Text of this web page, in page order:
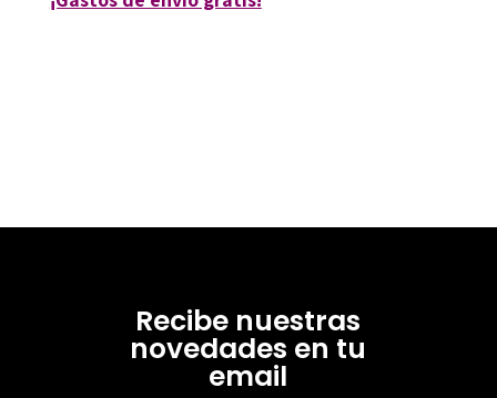
Recibe nuestras
novedades en tu
email